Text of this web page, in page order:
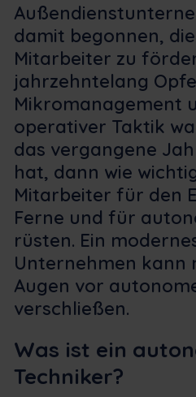
damit begonnen,
Mitarbeiter zu
jahrzehntelang
Mikromanagement
operativer Taktik
das vergangene
hat, dann wie
Mitarbeiter für den
Ferne und für
rüsten. Ein
Unternehmen kann
Augen vor
verschließen.
Was ist ein
Techniker?